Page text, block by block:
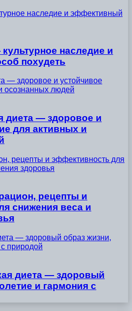
наследие и эффективный
наследие и
похудеть
— здоровое и устойчивое
осознанных людей
диета — здоровое и
для активных и
рецепты и эффективность для
здоровья
рецепты и
снижения веса и
— здоровый образ жизни,
природой
диета — здоровый
и гармония с